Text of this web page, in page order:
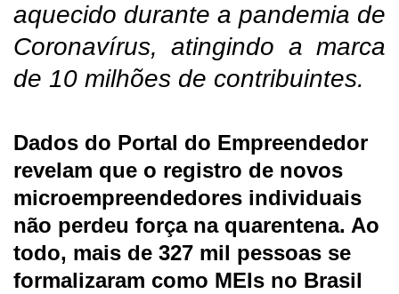
aquecido durante a pandemia de
Coronavírus, atingindo a marca
de 10 milhões de contribuintes.
Dados do Portal do Empreendedor
revelam que o registro de novos
microempreendedores individuais
não perdeu força na quarentena. Ao
todo, mais de 327 mil pessoas se
formalizaram como MEIs no Brasil